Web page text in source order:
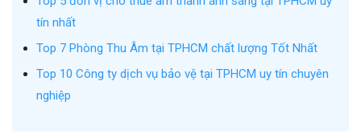
tín nhất
Top 7 Phòng Thu Âm tại TPHCM chất lượng Tốt Nhất
Top 10 Công ty dịch vụ bảo vệ tại TPHCM uy tín chuyên
nghiệp